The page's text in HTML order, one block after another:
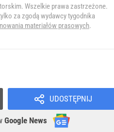
Wszelkie prawa zastrzeżone.
za zgodą wydawcy tygodnika
materiałów prasowych.
UDOSTĘPNIJ
Google News